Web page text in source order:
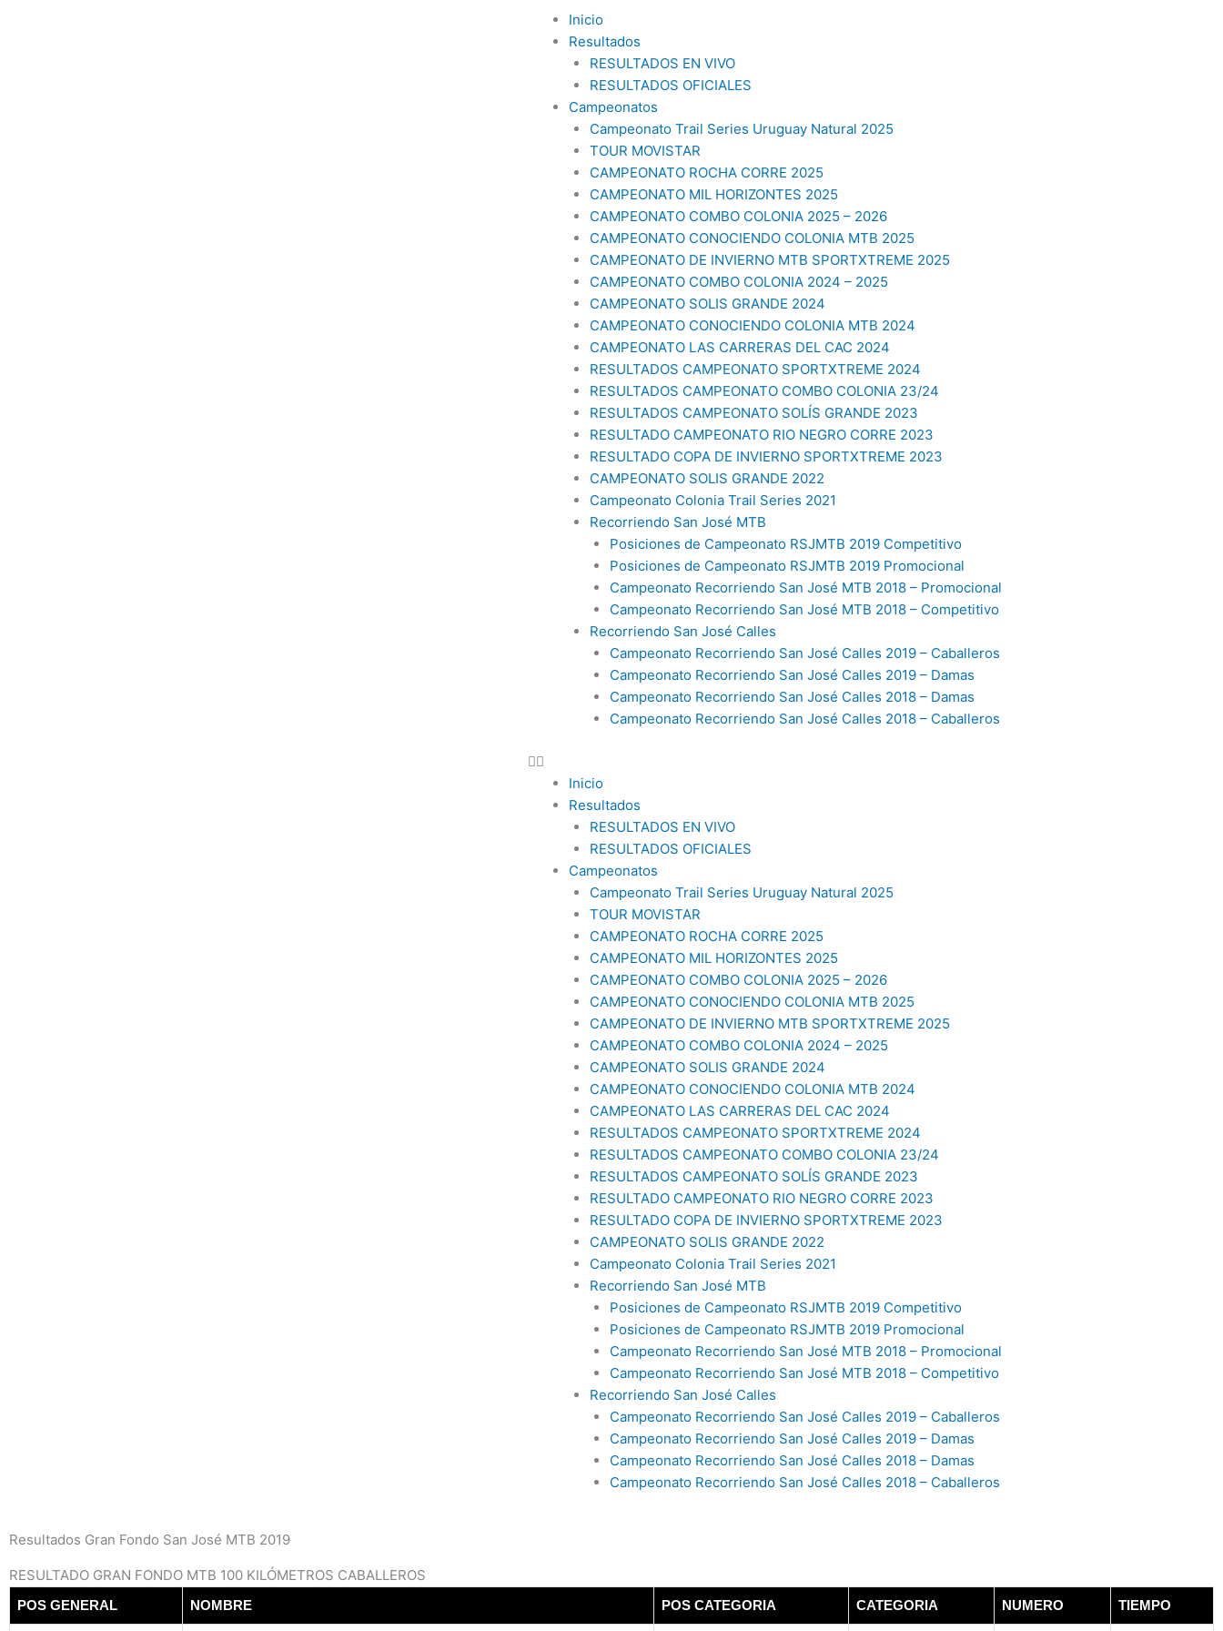
Inicio
Resultados
RESULTADOS EN VIVO
RESULTADOS OFICIALES
Campeonatos
Campeonato Trail Series Uruguay Natural 2025
TOUR MOVISTAR
CAMPEONATO ROCHA CORRE 2025
CAMPEONATO MIL HORIZONTES 2025
CAMPEONATO COMBO COLONIA 2025 – 2026
CAMPEONATO CONOCIENDO COLONIA MTB 2025
CAMPEONATO DE INVIERNO MTB SPORTXTREME 2025
CAMPEONATO COMBO COLONIA 2024 – 2025
CAMPEONATO SOLIS GRANDE 2024
CAMPEONATO CONOCIENDO COLONIA MTB 2024
CAMPEONATO LAS CARRERAS DEL CAC 2024
RESULTADOS CAMPEONATO SPORTXTREME 2024
RESULTADOS CAMPEONATO COMBO COLONIA 23/24
RESULTADOS CAMPEONATO SOLÍS GRANDE 2023
RESULTADO CAMPEONATO RIO NEGRO CORRE 2023
RESULTADO COPA DE INVIERNO SPORTXTREME 2023
CAMPEONATO SOLIS GRANDE 2022
Campeonato Colonia Trail Series 2021
Recorriendo San José MTB
Posiciones de Campeonato RSJMTB 2019 Competitivo
Posiciones de Campeonato RSJMTB 2019 Promocional
Campeonato Recorriendo San José MTB 2018 – Promocional
Campeonato Recorriendo San José MTB 2018 – Competitivo
Recorriendo San José Calles
Campeonato Recorriendo San José Calles 2019 – Caballeros
Campeonato Recorriendo San José Calles 2019 – Damas
Campeonato Recorriendo San José Calles 2018 – Damas
Campeonato Recorriendo San José Calles 2018 – Caballeros
Inicio
Resultados
RESULTADOS EN VIVO
RESULTADOS OFICIALES
Campeonatos
Campeonato Trail Series Uruguay Natural 2025
TOUR MOVISTAR
CAMPEONATO ROCHA CORRE 2025
CAMPEONATO MIL HORIZONTES 2025
CAMPEONATO COMBO COLONIA 2025 – 2026
CAMPEONATO CONOCIENDO COLONIA MTB 2025
CAMPEONATO DE INVIERNO MTB SPORTXTREME 2025
CAMPEONATO COMBO COLONIA 2024 – 2025
CAMPEONATO SOLIS GRANDE 2024
CAMPEONATO CONOCIENDO COLONIA MTB 2024
CAMPEONATO LAS CARRERAS DEL CAC 2024
RESULTADOS CAMPEONATO SPORTXTREME 2024
RESULTADOS CAMPEONATO COMBO COLONIA 23/24
RESULTADOS CAMPEONATO SOLÍS GRANDE 2023
RESULTADO CAMPEONATO RIO NEGRO CORRE 2023
RESULTADO COPA DE INVIERNO SPORTXTREME 2023
CAMPEONATO SOLIS GRANDE 2022
Campeonato Colonia Trail Series 2021
Recorriendo San José MTB
Posiciones de Campeonato RSJMTB 2019 Competitivo
Posiciones de Campeonato RSJMTB 2019 Promocional
Campeonato Recorriendo San José MTB 2018 – Promocional
Campeonato Recorriendo San José MTB 2018 – Competitivo
Recorriendo San José Calles
Campeonato Recorriendo San José Calles 2019 – Caballeros
Campeonato Recorriendo San José Calles 2019 – Damas
Campeonato Recorriendo San José Calles 2018 – Damas
Campeonato Recorriendo San José Calles 2018 – Caballeros
Resultados Gran Fondo San José MTB 2019
RESULTADO GRAN FONDO MTB 100 KILÓMETROS CABALLEROS
POS GENERAL NOMBRE POS CATEGORIA CATEGORIA NUMERO TIEMPO